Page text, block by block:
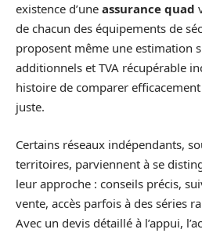
existence d’une assurance quad
de chacun des équipements de
proposent même une estimation
additionnels et TVA récupérable
histoire de comparer efficacement
juste.
Certains réseaux indépendants,
territoires, parviennent à se
leur approche : conseils précis,
vente, accès parfois à des séries
Avec un devis détaillé à l’appui,